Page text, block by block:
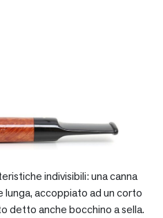
indivisibili: una canna
accoppiato ad un corto
detto anche bocchino a sella.